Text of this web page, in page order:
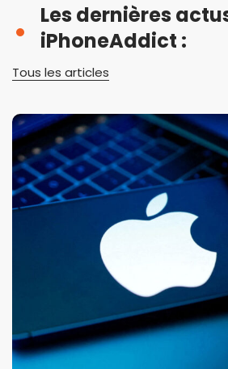
Les dernières
iPhoneAddict :
Tous les articles